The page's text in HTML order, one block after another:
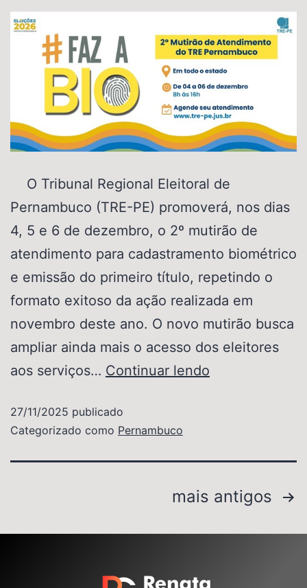
O Tribunal Regional Eleitoral de
Pernambuco (TRE-PE) promoverá, nos dias
4, 5 e 6 de dezembro, o 2º mutirão de
atendimento para cadastramento biométrico
e emissão do primeiro título, repetindo o
formato exitoso da ação realizada em
novembro deste ano. O novo mutirão busca
ampliar ainda mais o acesso dos eleitores
aos serviços… Continuar lendo
27/11/2025 publicado
Categorizado como Pernambuco
mais antigos